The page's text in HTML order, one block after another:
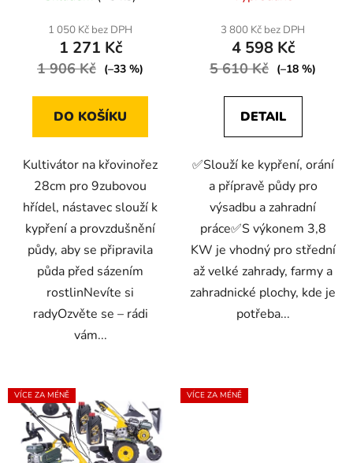
hodnocení
produktu
je
4,0
5
1 050 Kč bez DPH
1 271 Kč
1 906 Kč (–33 %)
DO KOŠÍKU
Kultivátor na křovinořez
28cm pro 9zubovou
hřídel, nástavec slouží k
kypření a provzdušnění
půdy, aby se připravila
půda před sázením
rostlinNevíte si
radyOzvěte se – rádi
vám...
3 800 Kč bez DPH
4 598 Kč
5 610 Kč (–18 %)
DETAIL
✅Slouží ke kypření, orání
a přípravě půdy pro
výsadbu a zahradní
práce✅S výkonem 3,8
KW je vhodný pro střední
až velké zahrady, farmy a
zahradnické plochy, kde je
potřeba...
VÍCE ZA MÉNĚ VÍCE ZA MÉNĚ